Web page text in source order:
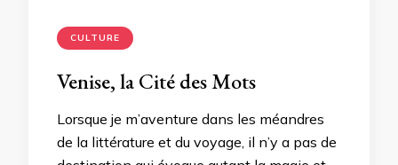
CULTURE
Venise, la Cité des Mots
Lorsque je m’aventure dans les méandres
de la littérature et du voyage, il n’y a pas de